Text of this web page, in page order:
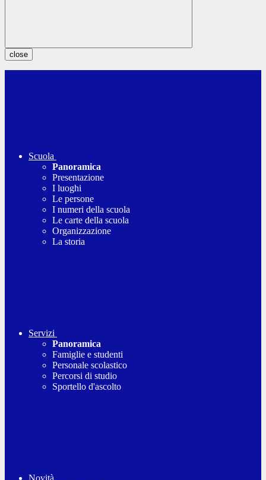
close
Scuola
Panoramica
Presentazione
I luoghi
Le persone
I numeri della scuola
Le carte della scuola
Organizzazione
La storia
Servizi
Panoramica
Famiglie e studenti
Personale scolastico
Percorsi di studio
Sportello d'ascolto